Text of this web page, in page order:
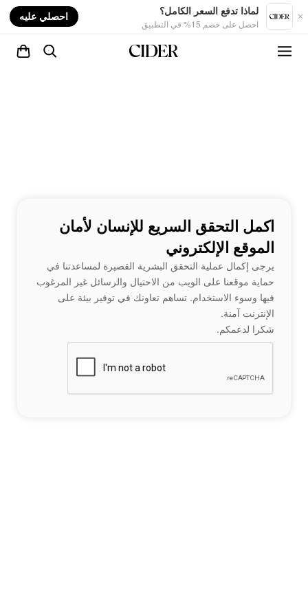
لماذا تدفع السعر الكامل؟
احصل على خصم 15% في التطبيق
احصلي عليه
اكمل التحقق السريع للإنسان لأمان
الموقع الإلكتروني
يرجى إكمال عملية التحقق البشرية القصيرة لمساعدتنا في
حماية موقعنا على الويب من الاحتيال والرسائل غير المرغوب
فيها وسوء الاستخدام. تساهم تعاونك في توفير بيئة على
الإنترنت آمنة.
شكرا لدعمكم.